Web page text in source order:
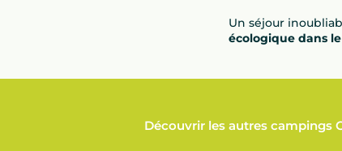
Un séjour
écologique dans
Découvrir les autres campings